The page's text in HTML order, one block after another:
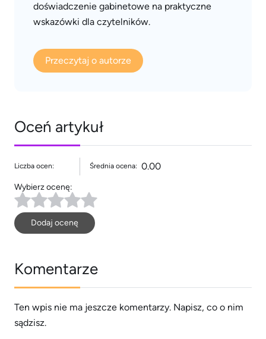
doświadczenie gabinetowe na praktyczne
wskazówki dla czytelników.
Przeczytaj o autorze
Oceń artykuł
Liczba ocen: Średnia ocena: 0.00
Wybierz ocenę:
Dodaj ocenę
Komentarze
Ten wpis nie ma jeszcze komentarzy. Napisz, co o nim
sądzisz.